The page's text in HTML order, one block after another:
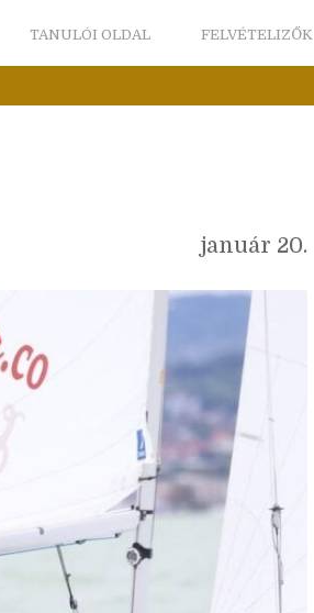
TANULÓI OLDAL FELVÉTELIZŐK
január 20.